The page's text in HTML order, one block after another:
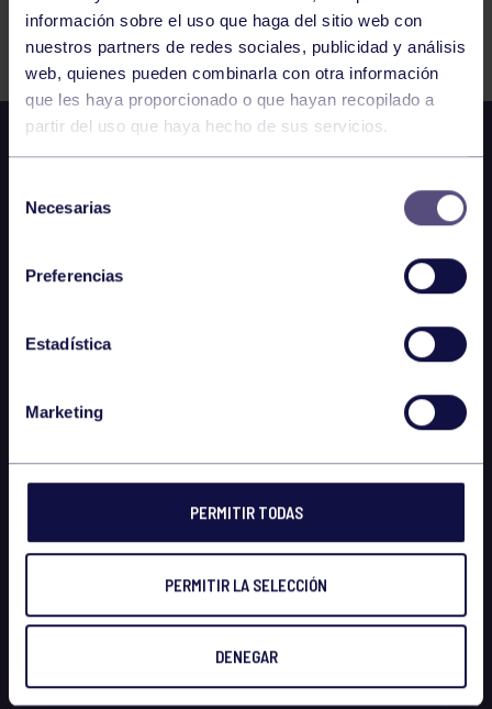
información sobre el uso que haga del sitio web con
nuestros partners de redes sociales, publicidad y análisis
web, quienes pueden combinarla con otra información
que les haya proporcionado o que hayan recopilado a
partir del uso que haya hecho de sus servicios.
Necesarias
Preferencias
Estadística
Marketing
PERMITIR TODAS
PERMITIR LA SELECCIÓN
DENEGAR
FILTRAR